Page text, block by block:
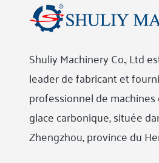
Shuliy Machinery Co., Ltd
leader de fabricant et
professionnel de
glace carbonique, située
Zhengzhou, province du